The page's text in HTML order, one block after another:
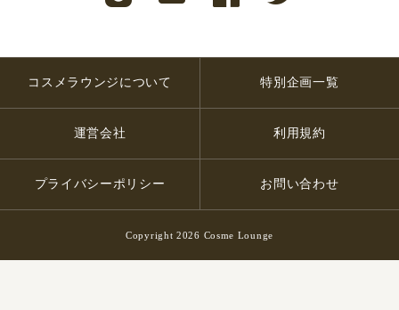
コスメラウンジについて 特別企画一覧
運営会社 利用規約
プライバシーポリシー お問い合わせ
Copyright 2026 Cosme Lounge